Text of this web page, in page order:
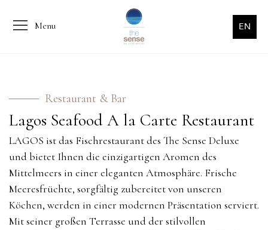
Menu EN
Restaurant & Bar
Lagos Seafood A la Carte Restaurant
LAGOS ist das Fischrestaurant des The Sense Deluxe
und bietet Ihnen die einzigartigen Aromen des
Mittelmeers in einer eleganten Atmosphäre. Frische
Meeresfrüchte, sorgfältig zubereitet von unseren
Köchen, werden in einer modernen Präsentation serviert.
Mit seiner großen Terrasse und der stilvollen